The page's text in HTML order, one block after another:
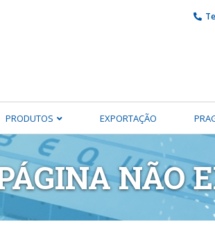
PRODUTOS EXPORTAÇÃO
NÃO